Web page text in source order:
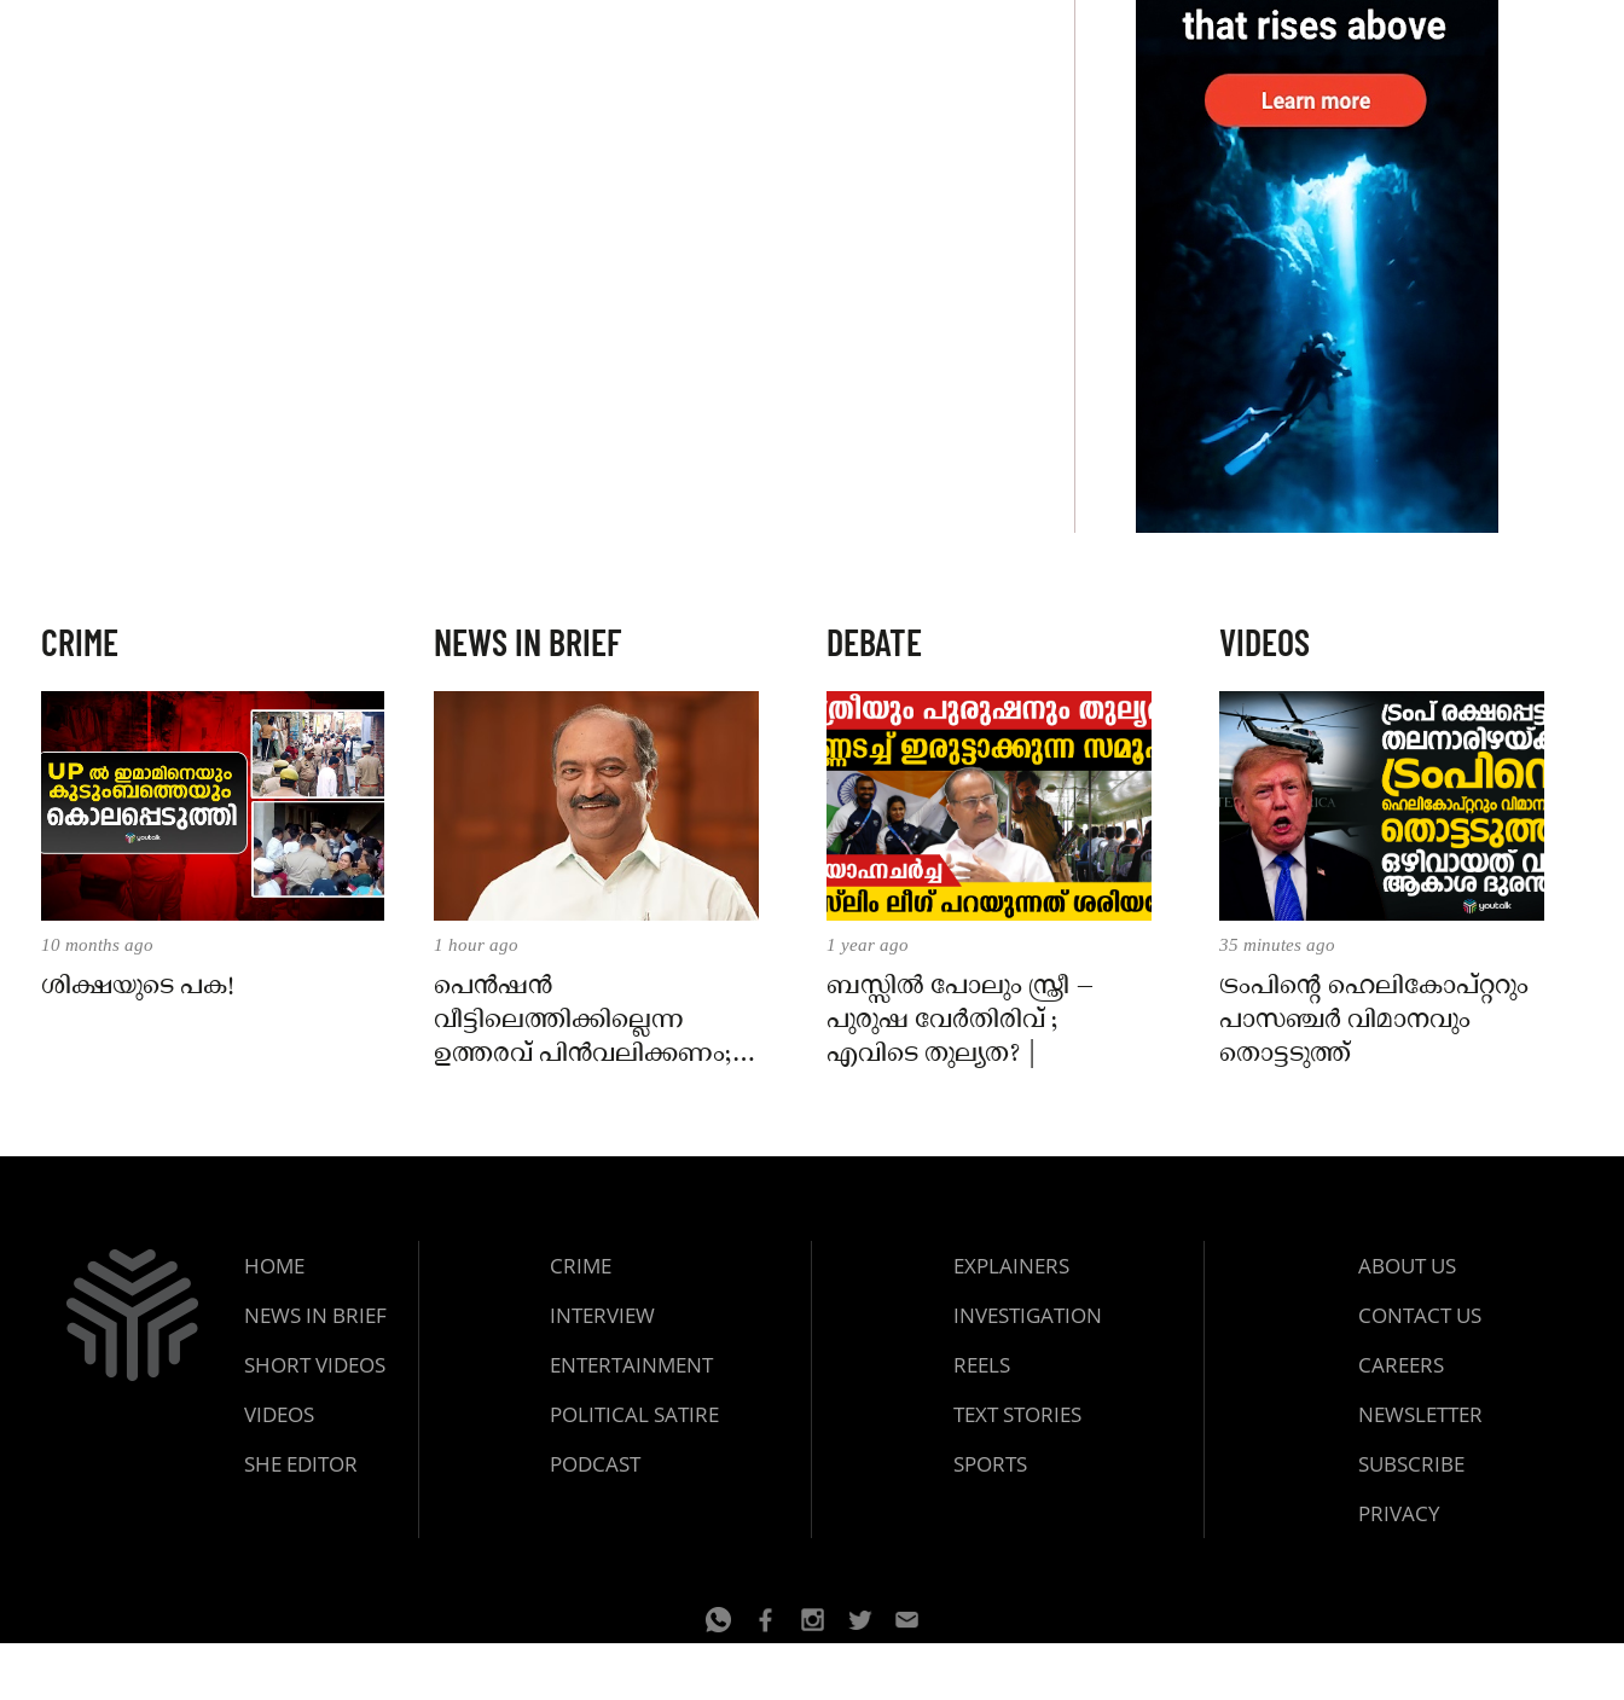
CRIME
10 months ago
ശിക്ഷയുടെ പക!
NEWS IN BRIEF
1 hour ago
പെൻഷൻ
വീട്ടിലെത്തിക്കില്ലെന്ന
ഉത്തരവ് പിൻവലിക്കണം;
DEBATE
1 year ago
ബസ്സിൽ പോലും സ്ത്രീ –
പുരുഷ വേർതിരിവ് ;
എവിടെ തുല്യത? |
VIDEOS
35 minutes ago
ട്രംപിന്റെ ഹെലികോപ്റ്ററും
പാസഞ്ചര്‍ വിമാനവും
തൊട്ടടുത്ത്
HOME
NEWS IN BRIEF
SHORT VIDEOS
VIDEOS
SHE EDITOR
CRIME
INTERVIEW
ENTERTAINMENT
POLITICAL SATIRE
PODCAST
EXPLAINERS
INVESTIGATION
REELS
TEXT STORIES
SPORTS
ABOUT US
CONTACT US
CAREERS
NEWSLETTER
SUBSCRIBE
PRIVACY